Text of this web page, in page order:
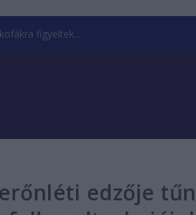
figyeltek...
edzője